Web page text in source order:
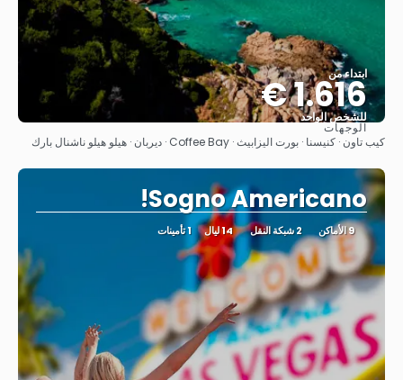
ابتداء من
1.616 €
للشخص الواحد
شاهد
الوجهات
كيب تاون · كنيسنا · بورت اليزابيث · Coffee Bay · ديربان · هيلو هيلو ناشنال بارك
Sogno Americano!
9 الأماكن 2 شبكة النقل 14 ليال 1 تأمينات